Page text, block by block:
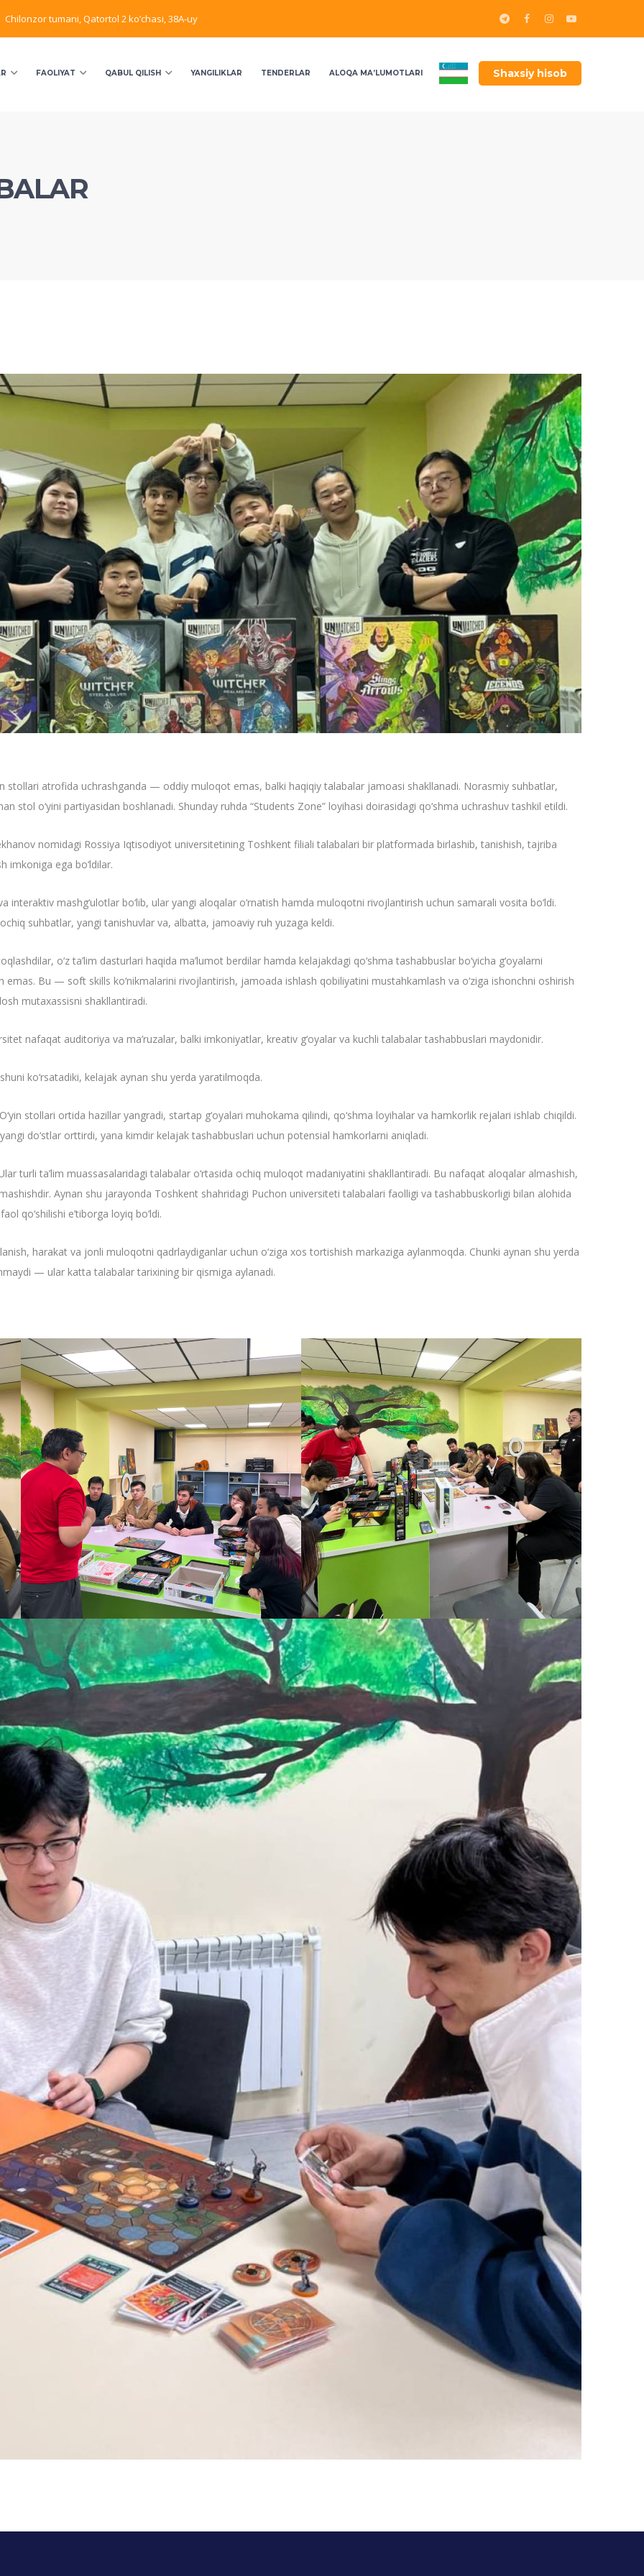
Chilonzor tumani, Qatortol 2 ko’chasi, 38A-uy
Shaxsiy hisob
FAOLIYAT QABUL QILISH YANGILIKLAR TENDERLAR ALOQA MA’LUMOTLARI
stollari atrofida uchrashganda — oddiy muloqot emas, balki haqiqiy talabalar jamoasi shakllanadi. Norasmiy suhbatlar,
stol o‘yini partiyasidan boshlanadi. Shunday ruhda “Students Zone” loyihasi doirasidagi qo‘shma uchrashuv tashkil etildi.
nomidagi Rossiya Iqtisodiyot universitetining Toshkent filiali talabalari bir platformada birlashib, tanishish, tajriba
imkoniga ega bo‘ldilar.
interaktiv mashg‘ulotlar bo‘lib, ular yangi aloqalar o‘rnatish hamda muloqotni rivojlantirish uchun samarali vosita bo‘ldi.
suhbatlar, yangi tanishuvlar va, albatta, jamoaviy ruh yuzaga keldi.
o‘z ta’lim dasturlari haqida ma’lumot berdilar hamda kelajakdagi qo‘shma tashabbuslar bo‘yicha g‘oyalarni
Bu — soft skills ko‘nikmalarini rivojlantirish, jamoada ishlash qobiliyatini mustahkamlash va o‘ziga ishonchni oshirish
mutaxassisni shakllantiradi.
nafaqat auditoriya va ma’ruzalar, balki imkoniyatlar, kreativ g‘oyalar va kuchli talabalar tashabbuslari maydonidir.
ko‘rsatadiki, kelajak aynan shu yerda yaratilmoqda.
stollari ortida hazillar yangradi, startap g‘oyalari muhokama qilindi, qo‘shma loyihalar va hamkorlik rejalari ishlab chiqildi.
do‘stlar orttirdi, yana kimdir kelajak tashabbuslari uchun potensial hamkorlarni aniqladi.
turli ta’lim muassasalaridagi talabalar o‘rtasida ochiq muloqot madaniyatini shakllantiradi. Bu nafaqat aloqalar almashish,
Aynan shu jarayonda Toshkent shahridagi Puchon universiteti talabalari faolligi va tashabbuskorligi bilan alohida
qo‘shilishi e’tiborga loyiq bo‘ldi.
harakat va jonli muloqotni qadrlaydiganlar uchun o‘ziga xos tortishish markaziga aylanmoqda. Chunki aynan shu yerda
— ular katta talabalar tarixining bir qismiga aylanadi.